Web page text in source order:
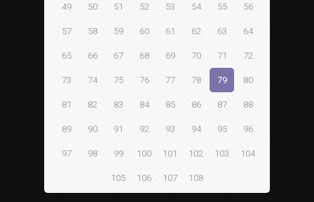
49 50 51 52 53 54 55 56
57 58 59 60 61 62 63 64
65 66 67 68 69 70 71 72
73 74 75 76 77 78 79 80
81 82 83 84 85 86 87 88
89 90 91 92 93 94 95 96
97 98 99 100 101 102 103 104
105 106 107 108